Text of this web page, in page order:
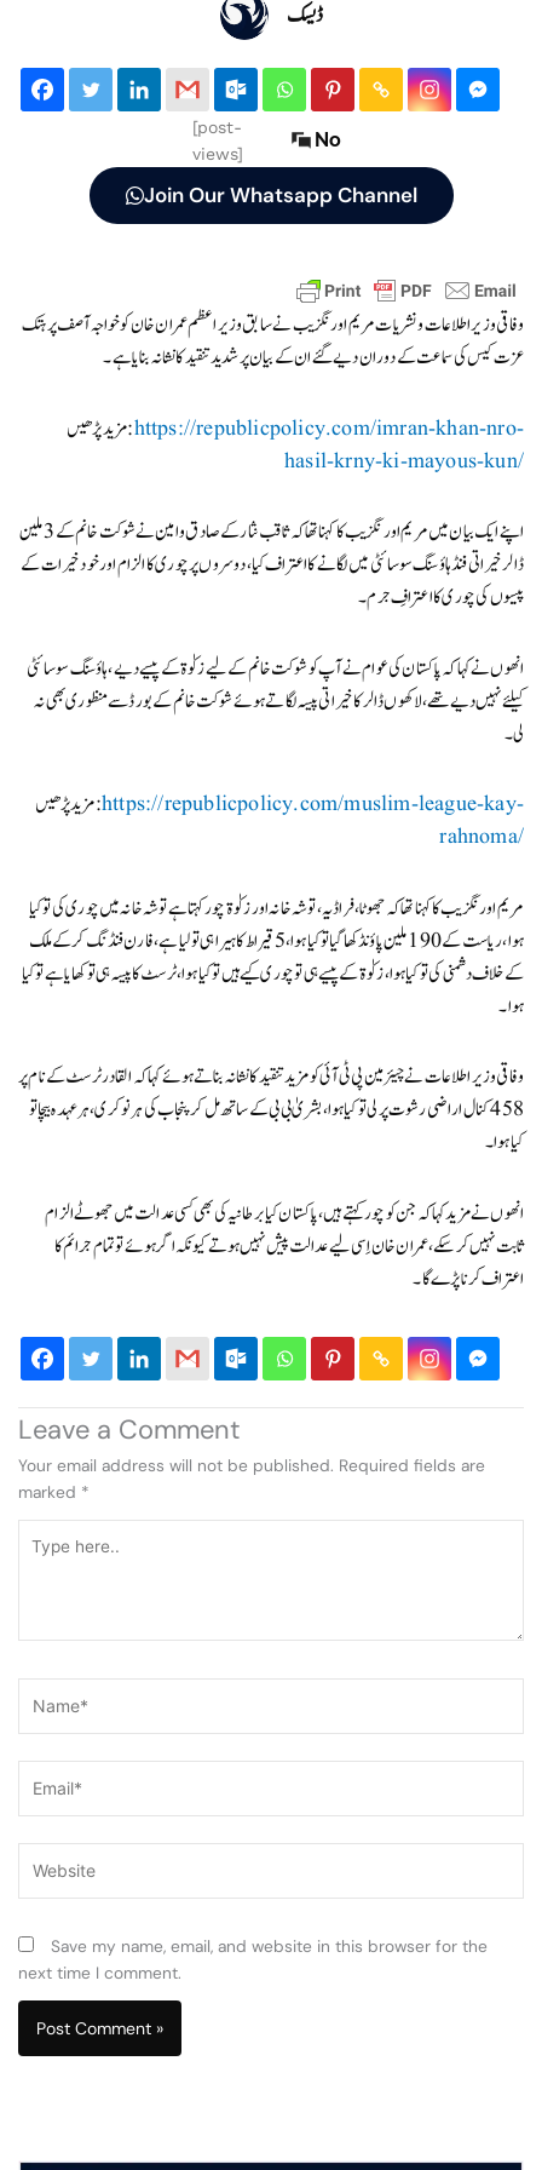
ڈیسک
[post-
views]
No
Join Our Whatsapp Channel
وفاقی وز یراطلاعات و نشریات مریم اورنگزیب نے سابق وزیراعظم عمران خان کو خواجہ آصف پر ہتک
عزت کیس کی سماعت کے دوران دیے گئے ان کے بیان پر شدید تنقید کا نشانہ بنایا ہے۔
مزید پڑھیں:https://republicpolicy.com/imran-khan-nro-
hasil-krny-ki-mayous-kun/
اپنے ایک بیان میں مریم اورنگزیب کا کہنا تھا کہ ثاقب نثارکے صادق و امین نےشوکت خانم کے 3 ملین
ڈالر خیراتی فنڈ ہاؤسنگ سوسائٹی میں لگانے کا اعتراف کیا، دوسروں پر چوری کا الزام اور خود خیرات کے
پیسوں کی چوری کا اعترافِ جرم۔
انھوں نے کہا کہ پاکستان کی عوام نے آپ کو شوکت خانم کے لیے زکوٰۃ کے پیسے دیے، ہاؤسنگ سوسائٹی
کیلئے نہیں دیے تھے، لاکھوں ڈالر کا خیراتی پیسہ لگاتے ہوئے شوکت خانم کے بورڈ سے منظوری بھی نہ
لی۔
مزید پڑھیں:https://republicpolicy.com/muslim-league-kay-
rahnoma/
مریم اورنگزیب کا کہنا تھا کہ جھوٹا، فراڈیہ، توشہ خانہ اور زکوٰۃ چورکہتا ہے توشہ خانہ میں چوری کی تو کیا
ہوا، ریاست کے 190 ملین پاؤنڈ کھا گیاتو کیا ہوا، 5 قیراط کا ہیرا ہی تو لیا ہے، فارن فنڈنگ کرکے ملک
کے خلاف دشمنی کی تو کیا ہوا، زکوٰۃ کے پیسے ہی تو چوری کیے ہیں تو کیا ہوا، ٹرسٹ کا پیسہ ہی تو کھایا ہے تو کیا
ہوا۔
وفاقی وزیر اطلاعات نے چیئرمین پی ٹی آئی کو مزید تنقید کا نشانہ بناتے ہوئے کہا کہ القادرٹرسٹ کے نام پر
458 کنال اراضی رشوت پر لی تو کیا ہوا، بشریٰ بی بی کے ساتھ مل کرپنجاب کی ہر نوکری، ہرعہدہ بیچا تو
کیا ہوا۔
انھوں نے مزید کہا کہ جن کو چور کہتے ہیں، پاکستان کیا برطانیہ کی بھی کسی عدالت میں جھوٹے الزام
ثابت نہیں کر سکے، عمران خان اِسی لیے عدالت پیش نہیں ہوتے کیونکہ اگر ہوئے تو تمام جرائم کا
اعتراف کرنا پڑے گا۔
Leave a Comment
Your email address will not be published. Required fields are
marked *
here..
Save my name, email, and website in this browser for the
next time I comment.